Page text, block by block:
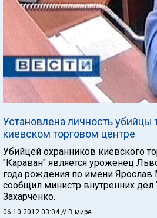
Установлена личность убийцы
киевском торговом центре
Убийцей охранников киевского
"Караван" является уроженец
года рождения по имени Ярослав
сообщил министр внутренних
Захарченко.
06.10.2012 03:04 // В мире